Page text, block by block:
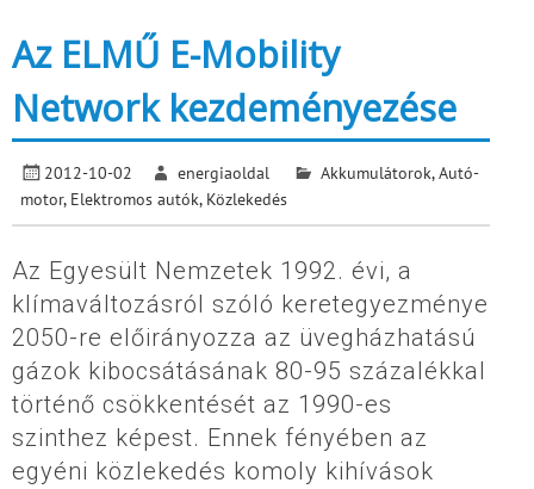
Az ELMŰ E-Mobility
Network kezdeményezése
2012-10-02 energiaoldal Akkumulátorok,Autó-
motor, Elektromos autók, Közlekedés
Az Egyesült Nemzetek 1992. évi, a
klímaváltozásról szóló keretegyezménye
2050-re előirányozza az üvegházhatású
gázok kibocsátásának 80-95 százalékkal
történő csökkentését az 1990-es
szinthez képest. Ennek fényében az
egyéni közlekedés komoly kihívások